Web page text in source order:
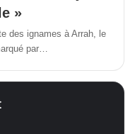
»
des ignames à Arrah, le
par…